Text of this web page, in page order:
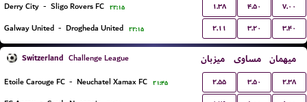
Derry City - Sligo Rovers FC ۲۲:۱۵ ۱.۳۸ ۴.۵۰ ۷.۰۰
Galway United - Drogheda United ۲۲:۱۵ ۲.۱۱ ۳.۲۰ ۳.۴۰
Switzerland Challenge League میزبان مساوی میهمان
Etoile Carouge FC - Neuchatel Xamax FC ۲۱:۴۵ ۲.۵۵ ۳.۵۰ ۲.۳۸